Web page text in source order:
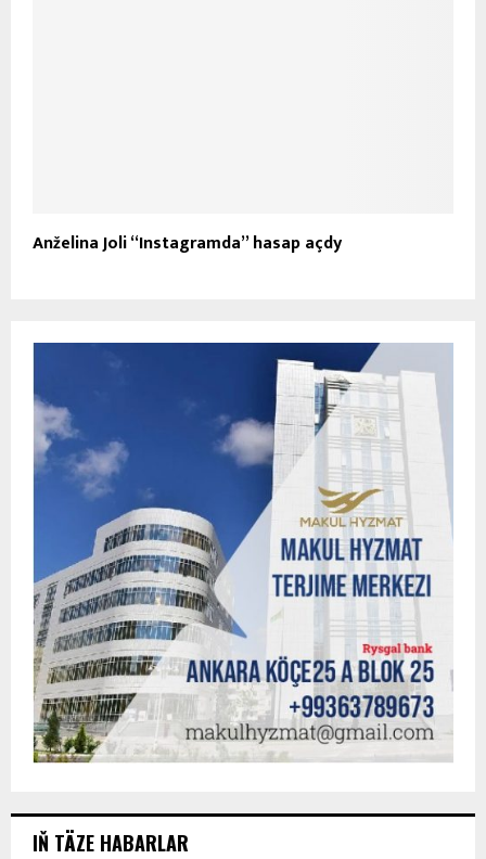
Anželina Joli “Instagramda” hasap açdy
IŇ TÄZE HABARLAR